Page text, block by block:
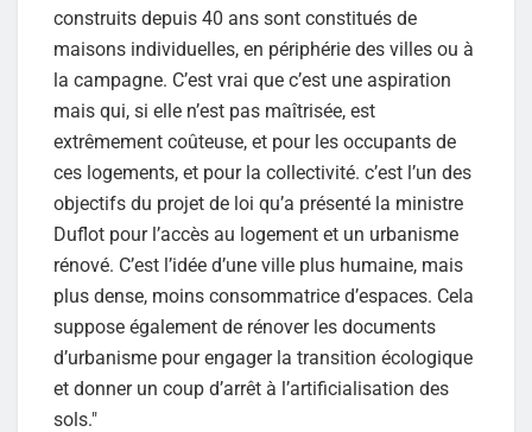
construits depuis 40 ans sont constitués de
maisons individuelles, en périphérie des villes ou à
la campagne. C’est vrai que c’est une aspiration
mais qui, si elle n’est pas maîtrisée, est
extrêmement coûteuse, et pour les occupants de
ces logements, et pour la collectivité. c’est l’un des
objectifs du projet de loi qu’a présenté la ministre
Duflot pour l’accès au logement et un urbanisme
rénové. C’est l’idée d’une ville plus humaine, mais
plus dense, moins consommatrice d’espaces. Cela
suppose également de rénover les documents
d’urbanisme pour engager la transition écologique
et donner un coup d’arrêt à l’artificialisation des
sols."